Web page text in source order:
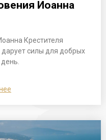
Иоанна
Крестителя
дарует силы для добрых